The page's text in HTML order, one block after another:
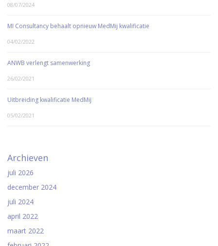
08/07/2024
MI Consultancy behaalt opnieuw MedMij kwalificatie
04/02/2022
ANWB verlengt samenwerking
26/02/2021
Uitbreiding kwalificatie MedMij
05/02/2021
Archieven
juli 2026
december 2024
juli 2024
april 2022
maart 2022